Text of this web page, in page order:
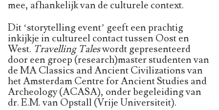
mee, afhankelijk van de culturele context.
Dit ‘storytelling event’ geeft een prachtig
inkijkje in cultureel contact tussen Oost en
West. Travelling Taleswordt gepresenteerd
door een groep (research)master studenten van
de MA Classics and Ancient Civilizations van
het Amsterdam Centre for Ancient Studies and
Archeology (ACASA), onder begeleiding van
dr. E.M. van Opstall (Vrije Universiteit).